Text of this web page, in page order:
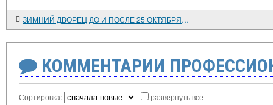
ЗИМНИЙ ДВОРЕЦ ДО И ПОСЛЕ 25 ОКТЯБРЯ 1917 ГОДА
КОММЕНТАРИИ
Сортировка: развернуть все